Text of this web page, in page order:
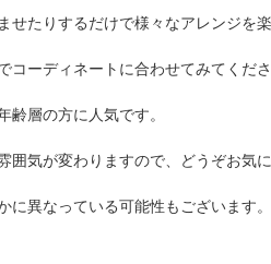
せたりするだけで様々なアレンジを
コーディネートに合わせてみてくださ
齢層の方に人気です。
囲気が変わりますので、どうぞお気
に異なっている可能性もございます。